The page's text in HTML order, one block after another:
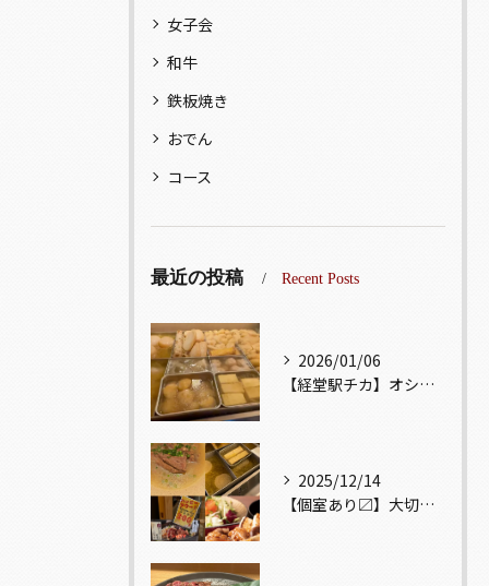
女子会
和牛
鉄板焼き
おでん
コース
最近の投稿 Recent Posts
2026/01/06
【経堂駅チカ】オシャレ居酒屋🏮出汁が美味しいおでんがオススメ...
2025/12/14
【個室あり〼】大切な記念日、お祝い事でのご来店ぜひお待ちして...